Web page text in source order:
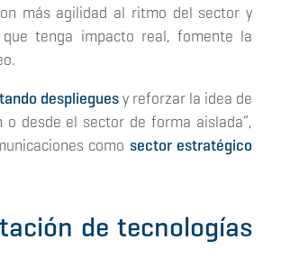
más agilidad al ritmo del sector y
tenga impacto real, fomente la
desplieguesy reforzar la idea de
desde el sector de forma aislada”,
como sector estratégico
de tecnologías